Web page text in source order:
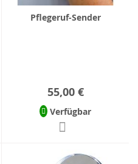
Pflegeruf-Sender
55,00 €
Verfügbar